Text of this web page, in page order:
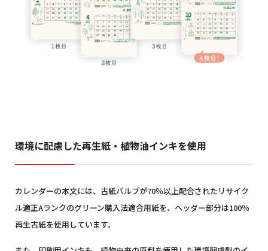
環境に配慮した再生紙・植物油インキを使用
カレンダーの本文には、古紙パルプが70％以上配合されたリサイク
ル適正Aランクのグリーン購入法適合用紙を、ヘッダー部分は100％
再生古紙を使用しています。